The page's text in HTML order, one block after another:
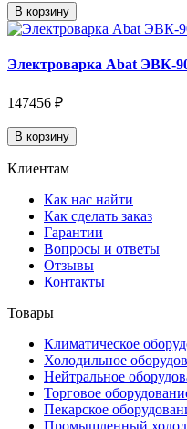
В корзину
Электроварка Abat ЭВК-
147456 ₽
В корзину
Клиентам
Как нас найти
Как сделать заказ
Гарантии
Вопросы и ответы
Отзывы
Контакты
Товары
Климатическое
Холодильное
Нейтральное
Торговое
Пекарское